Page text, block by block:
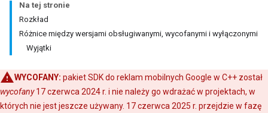
Na tej stronie
Rozkład
Różnice między wersjami obsługiwanymi, wycofanymi i wyłączonymi
Wyjątki
WYCOFANY: pakiet SDK do reklam mobilnych Google w C++ został
wycofany17 czerwca 2024 r. i nie należy go wdrażać w projektach, w
których nie jest jeszcze używany. 17 czerwca 2025 r. przejdzie w fazę